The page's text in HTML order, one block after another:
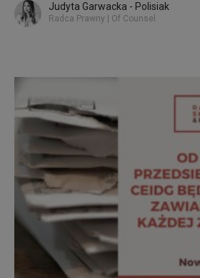
Judyta Garwacka - Polisiak
Radca Prawny | Of Counsel